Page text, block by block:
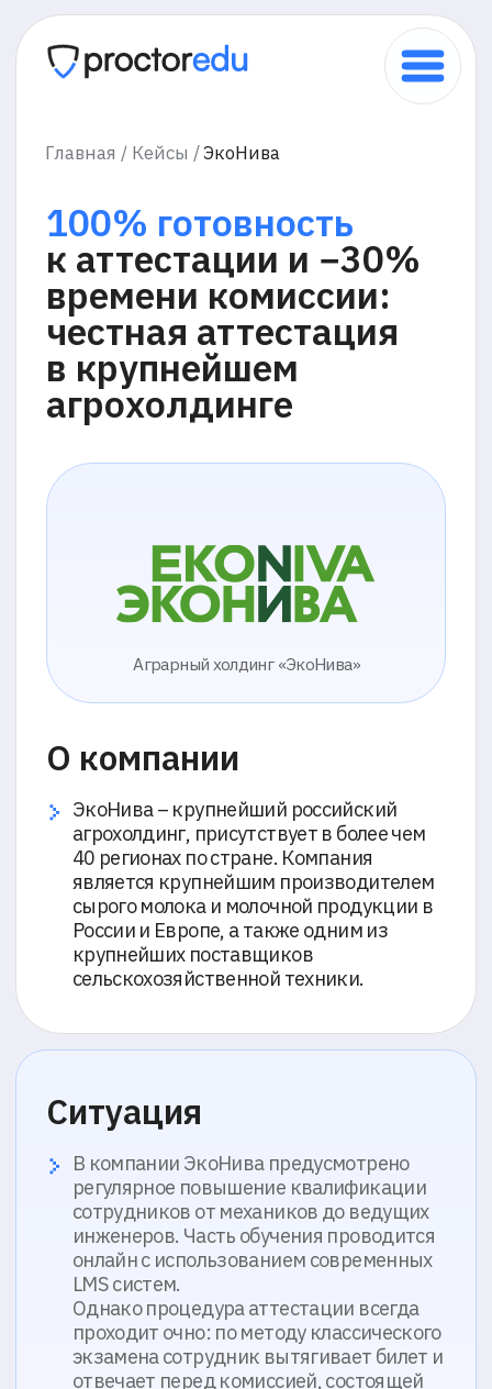
100% готовность
времени комиссии:
честная аттестация
в крупнейшем
агрохолдинге
О компании
ЭкоНива – крупнейший российский
агрохолдинг, присутствует в более чем
40 регионах по стране. Компания
является крупнейшим производителем
России и Европе, а также одним из
крупнейших поставщиков
сельскохозяйственной техники.
В компании ЭкоНива предусмотрено
регулярное повышение квалификации
сотрудников от механиков до ведущих
инженеров. Часть обучения проводится
онлайн с использованием современных
LMS систем.
Однако процедура аттестации всегда
проходит очно: по методу классического
экзамена сотрудник вытягивает билет и
отвечает перед комиссией, состоящей
Проведение качественной аттестации
важно, так как инженеры таким
квалификации, а это в конце концов
влияет и на уровень дохода.
оказывается неподготовленными к
аттестации: кто-то надеется на удачу, а
кто-то переоценивает свои силы.
Внедрение предварительных онлайн-
тестирований не повлияло на ситуацию
– во время онлайн-экзаменов
сотрудники сдавали на отлично, а на
очных комиссиях не справлялись.
Задача